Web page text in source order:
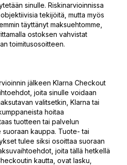
sinulle. Riskinarvioinnissa
tekijöitä, mutta myös
täyttänyt maksuehtomme,
ostoksen vahvistat
toimitusosoitteen.
jälkeen Klarna Checkout
joita sinulle voidaan
valitsetkin, Klarna tai
hoitaa
tuotteen tai palvelun
kauppa. Tuote- tai
tulee siksi osoittaa suoraan
joita tällä hetkellä
kautta, ovat lasku,